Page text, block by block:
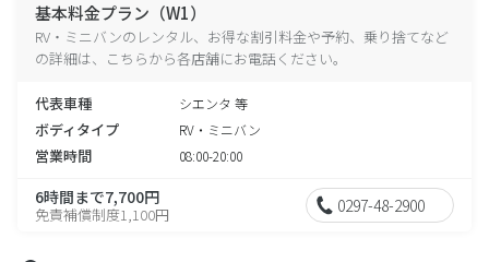
基本料金プラン（W1）
RV・ミニバンのレンタル、お得な割引料金や予約、乗り捨てなど
の詳細は、こちらから各店舗にお電話ください。
代表車種 シエンタ 等
ボディタイプ RV・ミニバン
営業時間 08:00-20:00
6時間まで7,700円
免責補償制度1,100円 0297-48-2900